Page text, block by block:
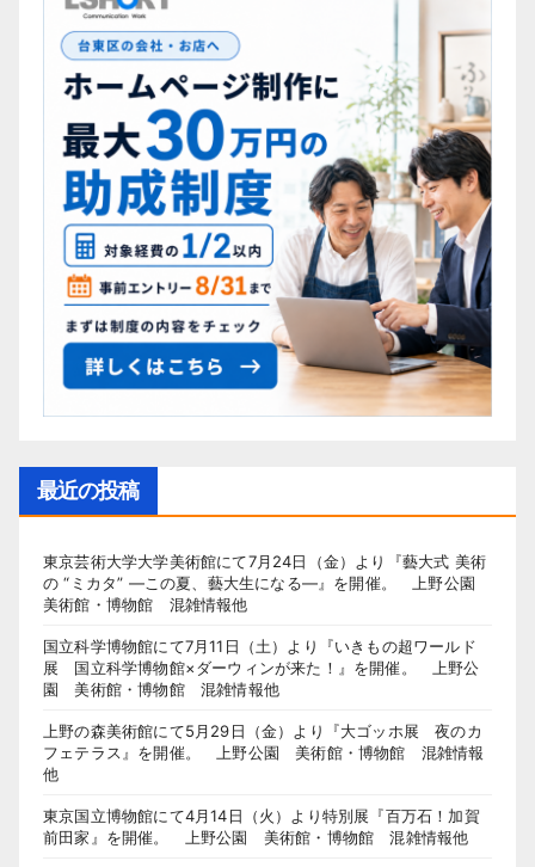
最近の投稿
東京芸術大学大学美術館にて7月24日（金）より『藝大式 美術
の “ミカタ” ―この夏、藝大生になる―』を開催。 上野公園
美術館・博物館 混雑情報他
国立科学博物館にて7月11日（土）より『いきもの超ワールド
展 国立科学博物館×ダーウィンが来た！』を開催。 上野公
園 美術館・博物館 混雑情報他
上野の森美術館にて5月29日（金）より『大ゴッホ展 夜のカ
フェテラス』を開催。 上野公園 美術館・博物館 混雑情報
他
東京国立博物館にて4月14日（火）より特別展『百万石！加賀
前田家』を開催。 上野公園 美術館・博物館 混雑情報他